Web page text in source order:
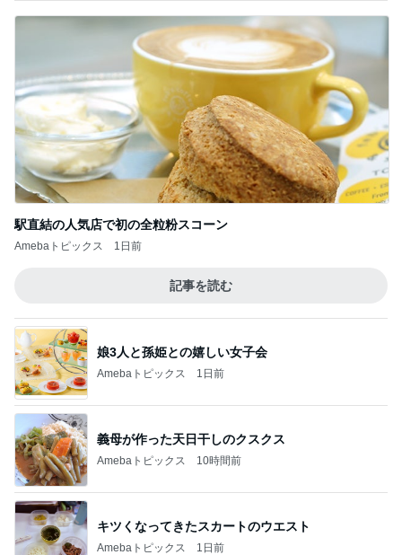
駅直結の人気店で初の全粒粉スコーン
Amebaトピックス 1日前
記事を読む
娘3人と孫姫との嬉しい女子会
Amebaトピックス 1日前
義母が作った天日干しのクスクス
Amebaトピックス 10時間前
キツくなってきたスカートのウエスト
Amebaトピックス 1日前